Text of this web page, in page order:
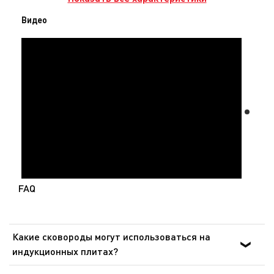
Видео
FAQ
Какие сковороды могут использоваться на
индукционных плитах?
Посуда, совместимая с индукционными плитами,